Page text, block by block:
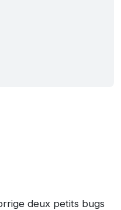
deux petits bugs